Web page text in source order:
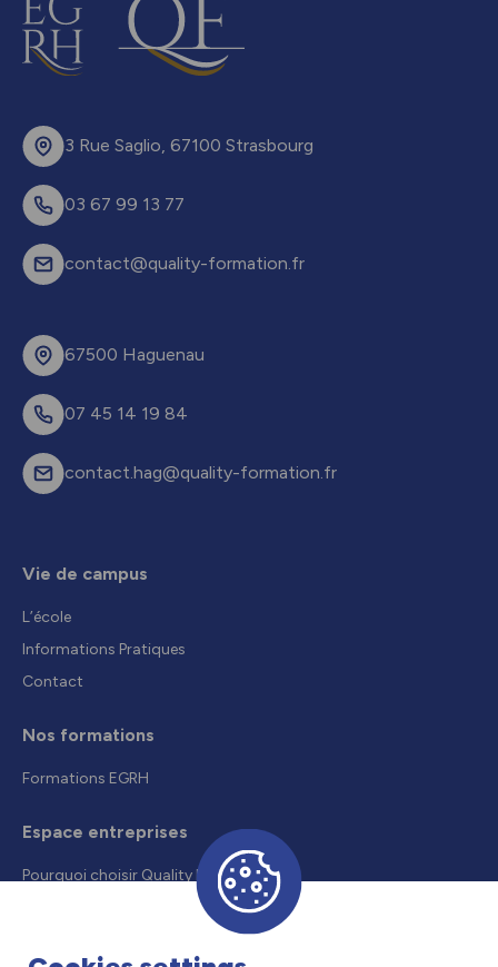
3 Rue Saglio, 67100 Strasbourg
03 67 99 13 77
contact@quality-formation.fr
67500 Haguenau
07 45 14 19 84
contact.hag@quality-formation.fr
Vie de campus
L’école
Informations Pratiques
Contact
Nos formations
Formations EGRH
Espace entreprises
Pourquoi choisir Quality Formation